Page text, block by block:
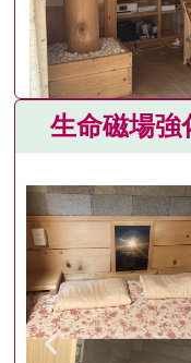
生命磁場強